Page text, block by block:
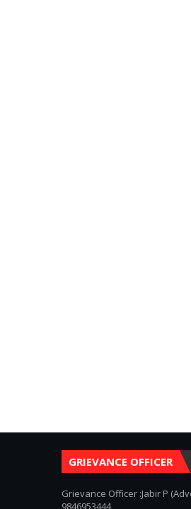
GRIEVANCE OFFICER
Grievance Officer :Jabir P
9846953444